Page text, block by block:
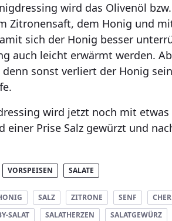
wird das Olivenöl
Zitronensaft, dem Honig und
sich der Honig besser
auch leicht erwärmt werden.
denn sonst verliert der Honig
wird jetzt noch mit etwas
einer Prise Salz gewürzt und
VORSPEISEN SALATE
SALZ ZITRONE SENF
SALAT SALATHERZEN SALATGEWÜRZ